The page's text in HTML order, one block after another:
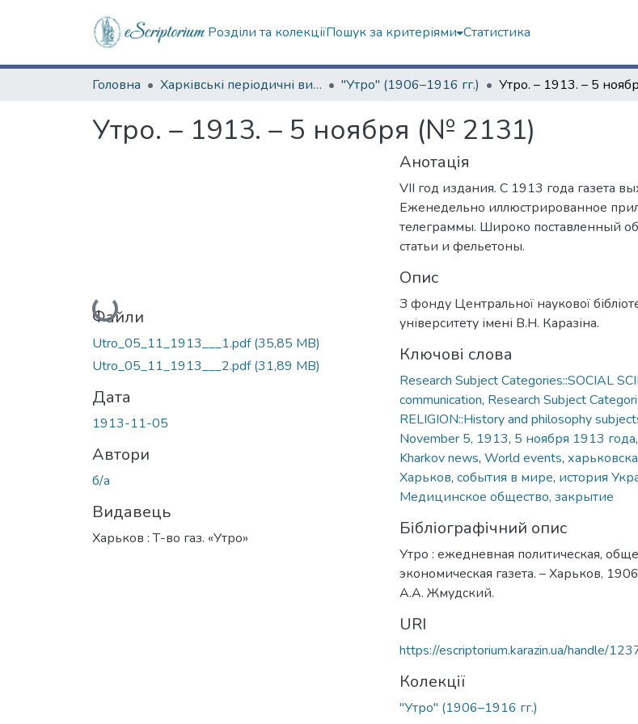
Розділи та колекціїПошук за критеріями Статистика
Головна Харківські періодичні видання "Утро" (1906–1916 гг.)
Утро. – 1913. – 5 ноября (№ 2131)
Вантажиться...
Файли
Utro_05_11_1913___1.pdf(35,85 MB)
Utro_05_11_1913___2.pdf(31,89 MB)
Дата
1913-11-05
Автори
б/а
Видавець
Харьков : Т-во газ. «Утро»
Анотація
VII год издания. С 1913 года газета
Еженедельно иллюстрированное
телеграммы. Широко поставленный
статьи и фельетоны.
Опис
З фонду Центральної наукової
університету імені В.Н. Каразіна.
Ключові слова
Research Subject Categories::SOCIAL
communication, Research Subject
RELIGION::History and philosophy
November 5, 1913, 5 ноября 1913 года,
Kharkov news, World events,
Харьков, события в мире, история
Медицинское общество, закрытие
Бібліографічний опис
Утро : ежедневная политическая,
экономическая газета. – Харьков,
А.А. Жмудский.
URI
https://escriptorium.karazin.ua/handle/
Колекції
"Утро" (1906–1916 гг.)